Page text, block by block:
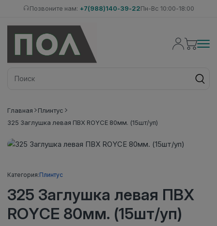
Позвоните нам: +7(988)140-39-22Пн-Вс 10:00-18:00
Главная
Плинтус
325 Заглушка левая ПВХ ROYCE 80мм. (15шт/уп)
Категория:Плинтус
325 Заглушка левая ПВХ
ROYCE 80мм. (15шт/уп)